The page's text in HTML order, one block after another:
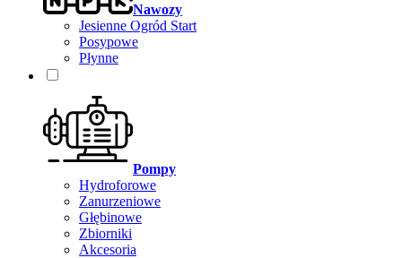
Nawozy
Jesienne Ogród Start
Posypowe
Płynne
Pompy
Hydroforowe
Zanurzeniowe
Głębinowe
Zbiorniki
Akcesoria